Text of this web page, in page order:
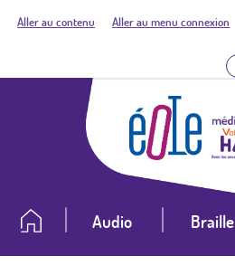
Aller au contenu Aller au menu connexion
Audio Braille